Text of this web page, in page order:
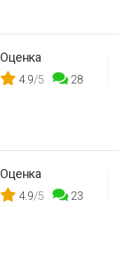
Оценка
4.9/5 28
Оценка
4.9/5 23